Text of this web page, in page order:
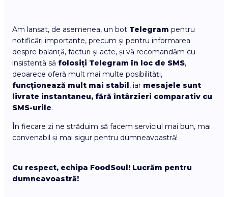
Am lansat, de asemenea, un bot Telegram pentru
notificări importante, precum și pentru informarea
despre balanță, facturi și acte, și vă recomandăm cu
insistență să folosiți Telegram în loc de SMS,
deoarece oferă mult mai multe posibilități,
funcționează mult mai stabil, iar mesajele sunt
livrate instantaneu, fără întârzieri comparativ cu
SMS-urile.
În fiecare zi ne străduim să facem serviciul mai bun, mai
convenabil și mai sigur pentru dumneavoastră!
Cu respect, echipa FoodSoul! Lucrăm pentru
dumneavoastră!